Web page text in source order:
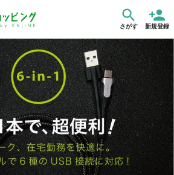
さがす 新規登録